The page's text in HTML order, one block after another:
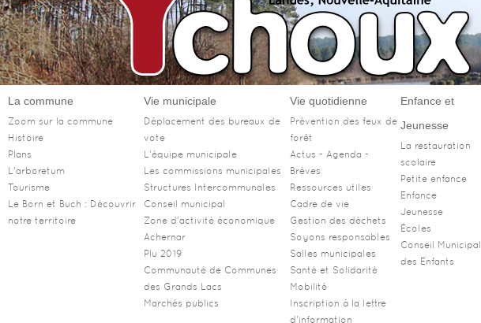
La commune
Zoom sur la commune
Histoire
Plans
L'arboretum
Tourisme
Le Born et Buch : Découvrir
notre territoire
Vie municipale
Déplacement des bureaux de
vote
L'équipe municipale
Les commissions municipales
Structures Intercommunales
Conseil municipal
Zone d'activité économique
Achernar
Plu 2019
Communauté de Communes
des Grands Lacs
Marchés publics
Vie quotidienne
Prévention des feux de
forêt
Actus - Agenda -
Brèves
Ressources utiles
Cadre de vie
Gestion des déchets
Soyons responsables
Salles municipales
Santé et Solidarité
Mobilité
Inscription à la lettre
d'information
Enfance et
Jeunesse
La restauration
scolaire
Petite enfance
Enfance
Jeunesse
Écoles
Conseil Municipal
des Enfants